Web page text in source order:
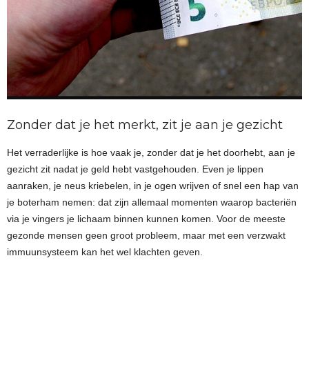
Zonder dat je het merkt, zit je aan je gezicht
Het verraderlijke is hoe vaak je, zonder dat je het doorhebt, aan je
gezicht zit nadat je geld hebt vastgehouden. Even je lippen
aanraken, je neus kriebelen, in je ogen wrijven of snel een hap van
je boterham nemen: dat zijn allemaal momenten waarop bacteriën
via je vingers je lichaam binnen kunnen komen. Voor de meeste
gezonde mensen geen groot probleem, maar met een verzwakt
immuunsysteem kan het wel klachten geven.